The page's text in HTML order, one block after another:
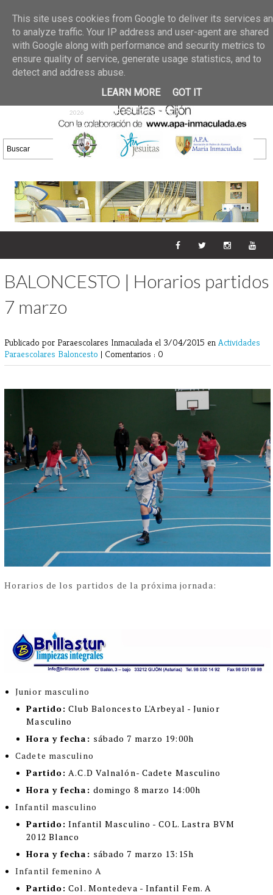
02 jun 2026
GALERIA DE FOTOS
30/05/2026
25 may 2026
GALERIA
DE FOTOS 23/05/2026
20 may
2026
GALERIA DE FOTOS
16/05/2026
DE FOTOS 09/05/2026
28 abr
2026
GALERIA DE FOTOS 25 Y
26/04/2026
BALONCESTO | Horarios partidos
7 marzo
Publicado por Paraescolares Inmaculada el 3/04/2015 en Actividades
Paraescolares Baloncesto | Comentarios : 0
Horarios de los partidos de la próxima jornada:
Junior masculino
Partido: Club Baloncesto L'Arbeyal - Junior
Masculino
Hora y fecha: sábado 7 marzo 19:00h
Cadete masculino
Partido: A.C.D Valnalón- Cadete Masculino
Hora y fecha: domingo 8 marzo 14:00h
Infantil masculino
Partido: Infantil Masculino -COL. Lastra BVM
2012 Blanco
Hora y fecha: sábado 7 marzo 13:15h
Infantil femenino A
Partido: Col. Montedeva - Infantil Fem. A
This site uses cookies from Google to deliver its services
to analyze traffic. Your IP address and user-agent are shared
with Google along with performance and security metrics to
ensure quality of service, generate usage statistics, and to
detect and address abuse.
LEARN MORE
GOT IT